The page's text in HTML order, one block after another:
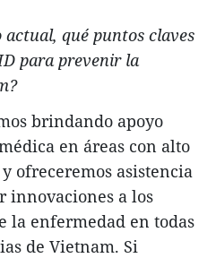
qué puntos claves
para prevenir la
brindando apoyo
en áreas con alto
ofreceremos asistencia
innovaciones a los
la enfermedad en todas
de Vietnam. Si